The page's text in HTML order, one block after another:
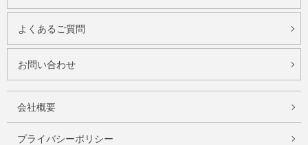
よくあるご質問
お問い合わせ
会社概要
プライバシーポリシー